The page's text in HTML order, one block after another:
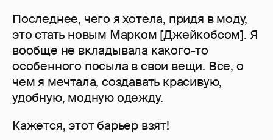
Последнее, чего я хотела, придя в моду,
это стать новым Марком [Джейкобсом]. Я
вообще не вкладывала какого-то
особенного посыла в свои вещи. Все, о
чем я мечтала, создавать красивую,
удобную, модную одежду.
Кажется, этот барьер взят!